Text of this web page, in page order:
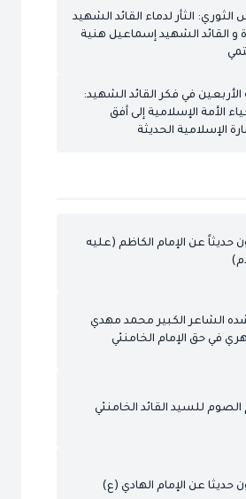
الثوري: الثأر لدماء القائد الشهيد
و القائد الشهيد إسماعيل هنية
الأربعين في فكر القائد الشهيد:
الأمة الإسلامية إلى أفق
الإسلامية الحديثة
حديثاً عن الإمام الكاظم (عليه
الشاعر الكبير محمد مهدي
في حق الإمام الخامنئي
الصوم للسيد القائد الخامنئي
حديثا عن الإمام الهادي (ع)